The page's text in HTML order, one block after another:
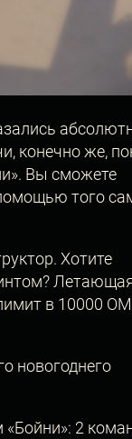
конечно же,
Вы сможете
того
Хотите
в 10000
новогоднего
«Бойни»: 2